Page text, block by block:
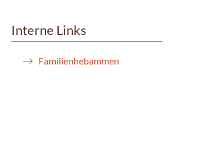
Interne Links
Familienhebammen